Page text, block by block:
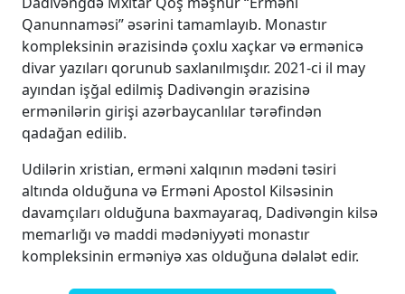
Qanunnaməsi” əsərini tamamlayıb. Monastır
kompleksinin ərazisində çoxlu xaçkar və ermənicə
divar yazıları qorunub saxlanılmışdır. 2021-ci il may
ayından işğal edilmiş Dadivəngin ərazisinə
ermənilərin girişi azərbaycanlılar tərəfindən
qadağan edilib.
Udilərin xristian, erməni xalqının mədəni təsiri
altında olduğuna və Erməni Apostol Kilsəsinin
davamçıları olduğuna baxmayaraq, Dadivəngin kilsə
memarlığı və maddi mədəniyyəti monastır
kompleksinin erməniyə xas olduğuna dəlalət edir.